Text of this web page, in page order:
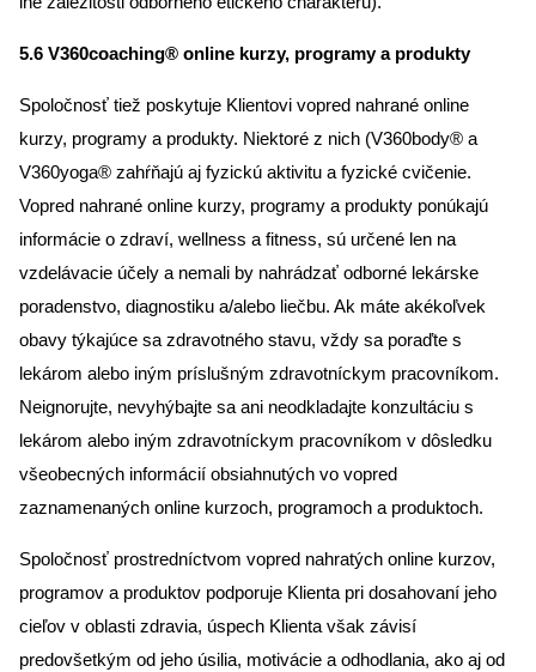
5.6 V360coaching® online kurzy, programy a produkty
Spoločnosť tiež poskytuje Klientovi vopred nahrané online
kurzy, programy a produkty. Niektoré z nich (V360body® a
V360yoga® zahŕňajú aj fyzickú aktivitu a fyzické cvičenie.
Vopred nahrané online kurzy, programy a produkty ponúkajú
informácie o zdraví, wellness a fitness, sú určené len na
vzdelávacie účely a nemali by nahrádzať odborné lekárske
poradenstvo, diagnostiku a/alebo liečbu. Ak máte akékoľvek
obavy týkajúce sa zdravotného stavu, vždy sa poraďte s
lekárom alebo iným príslušným zdravotníckym pracovníkom.
Neignorujte, nevyhýbajte sa ani neodkladajte konzultáciu s
lekárom alebo iným zdravotníckym pracovníkom v dôsledku
všeobecných informácií obsiahnutých vo vopred
zaznamenaných online kurzoch, programoch a produktoch.
Spoločnosť prostredníctvom vopred nahratých online kurzov,
programov a produktov podporuje Klienta pri dosahovaní jeho
cieľov v oblasti zdravia, úspech Klienta však závisí
predovšetkým od jeho úsilia, motivácie a odhodlania, ako aj od